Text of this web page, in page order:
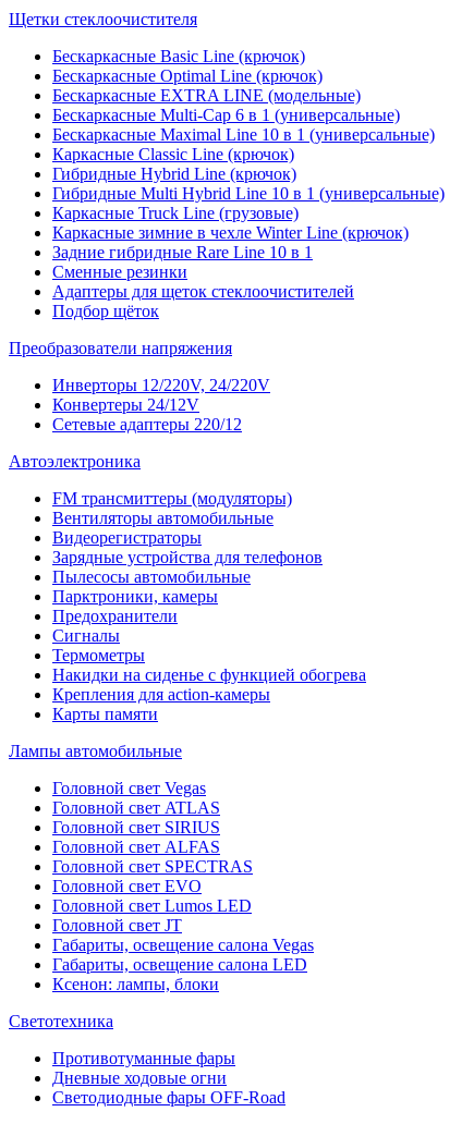
Щетки стеклоочистителя
Бескаркасные Basic Line (крючок)
Бескаркасные Optimal Line (крючок)
Бескаркасные EXTRA LINE (модельные)
Бескаркасные Multi-Cap 6 в 1 (универсальные)
Бескаркасные Maximal Line 10 в 1 (универсальные)
Каркасные Classic Line (крючок)
Гибридные Hybrid Line (крючок)
Гибридные Multi Hybrid Line 10 в 1 (универсальные)
Каркасные Truck Line (грузовые)
Каркасные зимние в чехле Winter Line (крючок)
Задние гибридные Rare Line 10 в 1
Сменные резинки
Адаптеры для щеток стеклоочистителей
Подбор щёток
Преобразователи напряжения
Инверторы 12/220V, 24/220V
Конвертеры 24/12V
Сетевые адаптеры 220/12
Автоэлектроника
FM трансмиттеры (модуляторы)
Вентиляторы автомобильные
Видеорегистраторы
Зарядные устройства для телефонов
Пылесосы автомобильные
Парктроники, камеры
Предохранители
Сигналы
Термометры
Накидки на сиденье с функцией обогрева
Крепления для action-камеры
Карты памяти
Лампы автомобильные
Головной свет Vegas
Головной свет ATLAS
Головной свет SIRIUS
Головной свет ALFAS
Головной свет SPECTRAS
Головной свет EVO
Головной свет Lumos LED
Головной свет JT
Габариты, освещение салона Vegas
Габариты, освещение салона LED
Ксенон: лампы, блоки
Светотехника
Противотуманные фары
Дневные ходовые огни
Светодиодные фары OFF-Road